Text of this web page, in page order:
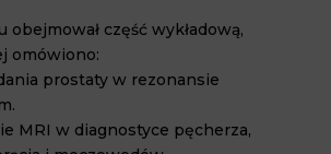
obejmował część wykładową,
omówiono:
prostaty w rezonansie
MRI w diagnostyce pęcherza,